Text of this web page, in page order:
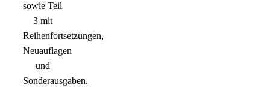
sowie Teil
3 mit
Reihenfortsetzungen,
Neuauflagen
und
Sonderausgaben.